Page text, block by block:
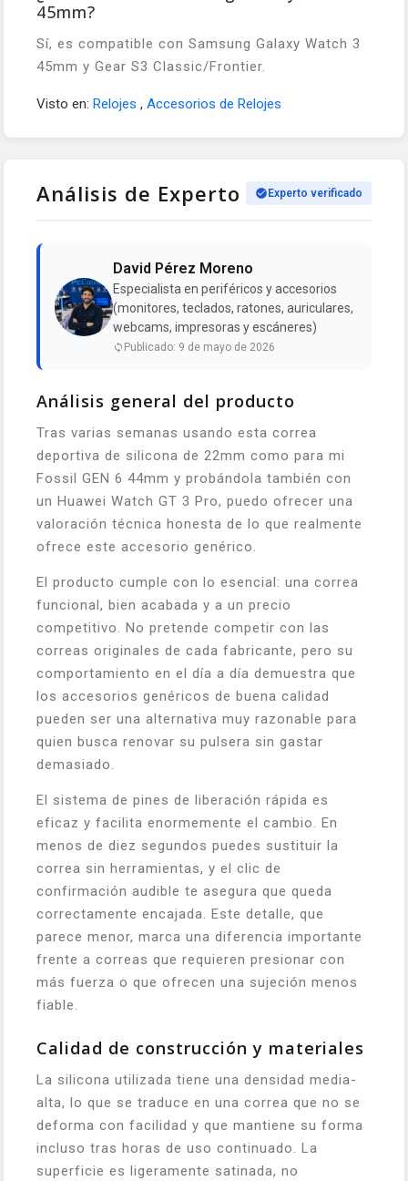
45mm?
Sí, es compatible con Samsung Galaxy Watch 3
45mm y Gear S3 Classic/Frontier.
Visto en: Relojes , Accesorios de Relojes
Análisis de Experto Experto verificado
David Pérez Moreno
Especialista en periféricos y accesorios
(monitores, teclados, ratones, auriculares,
webcams, impresoras y escáneres)
Publicado: 9 de mayo de 2026
Análisis general del producto
Tras varias semanas usando esta correa
deportiva de silicona de 22mm como para mi
Fossil GEN 6 44mm y probándola también con
un Huawei Watch GT 3 Pro, puedo ofrecer una
valoración técnica honesta de lo que realmente
ofrece este accesorio genérico.
El producto cumple con lo esencial: una correa
funcional, bien acabada y a un precio
competitivo. No pretende competir con las
correas originales de cada fabricante, pero su
comportamiento en el día a día demuestra que
los accesorios genéricos de buena calidad
pueden ser una alternativa muy razonable para
quien busca renovar su pulsera sin gastar
demasiado.
El sistema de pines de liberación rápida es
eficaz y facilita enormemente el cambio. En
menos de diez segundos puedes sustituir la
correa sin herramientas, y el clic de
confirmación audible te asegura que queda
correctamente encajada. Este detalle, que
parece menor, marca una diferencia importante
frente a correas que requieren presionar con
más fuerza o que ofrecen una sujeción menos
fiable.
Calidad de construcción y materiales
La silicona utilizada tiene una densidad media-
alta, lo que se traduce en una correa que no se
deforma con facilidad y que mantiene su forma
incluso tras horas de uso continuado. La
superficie es ligeramente satinada, no